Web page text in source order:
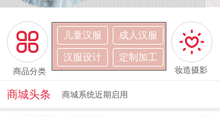
儿童汉服
成人汉服
汉服设计
定制加工
商品分类 妆造摄影
按钮文本 按钮文本
商城系统近期启用
商城头条